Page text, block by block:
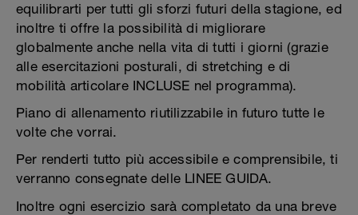
equilibrarti per tutti gli sforzi futuri della stagione, ed
inoltre ti offre la possibilità di migliorare
globalmente anche nella vita di tutti i giorni (grazie
alle esercitazioni posturali, di stretching e di
mobilità articolare INCLUSE nel programma).
Piano di allenamento riutilizzabile in futuro tutte le
volte che vorrai.
Per renderti tutto più accessibile e comprensibile, ti
verranno consegnate delle LINEE GUIDA.
Inoltre ogni esercizio sarà completato da una breve